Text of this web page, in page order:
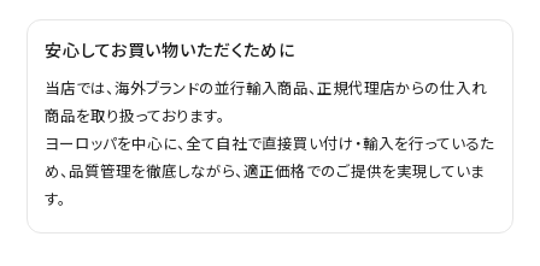
安心してお買い物いただくために
当店では、海外ブランドの並行輸入商品、正規代理店からの仕入れ
商品を取り扱っております。
ヨーロッパを中心に、全て自社で直接買い付け・輸入を行っているた
め、品質管理を徹底しながら、適正価格でのご提供を実現していま
す。